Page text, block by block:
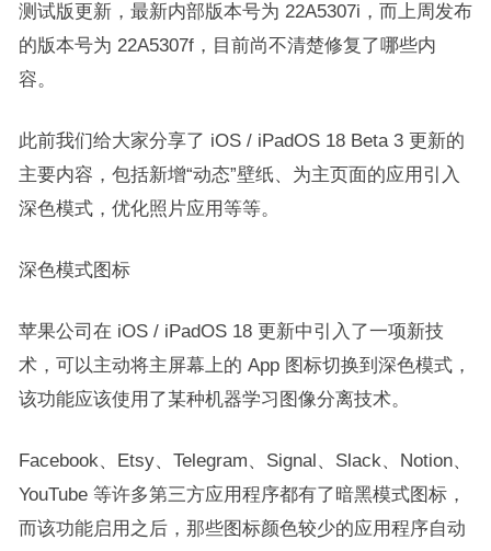
测试版更新，最新内部版本号为 22A5307i，而上周发布
的版本号为 22A5307f，目前尚不清楚修复了哪些内
容。
此前我们给大家分享了 iOS / iPadOS 18 Beta 3 更新的
主要内容，包括新增“动态”壁纸、为主页面的应用引入
深色模式，优化照片应用等等。
深色模式图标
苹果公司在 iOS / iPadOS 18 更新中引入了一项新技
术，可以主动将主屏幕上的 App 图标切换到深色模式，
该功能应该使用了某种机器学习图像分离技术。
Facebook、Etsy、Telegram、Signal、Slack、Notion、
YouTube 等许多第三方应用程序都有了暗黑模式图标，
而该功能启用之后，那些图标颜色较少的应用程序自动